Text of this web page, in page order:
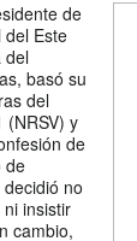
de
del Este
del
basó su
del
(NRSV) y
de
de
no
insistir
cambio,